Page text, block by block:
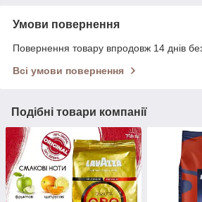
Умови повернення
Повернення товару впродовж 14 днів
Всі умови повернення
Подібні товари компанії